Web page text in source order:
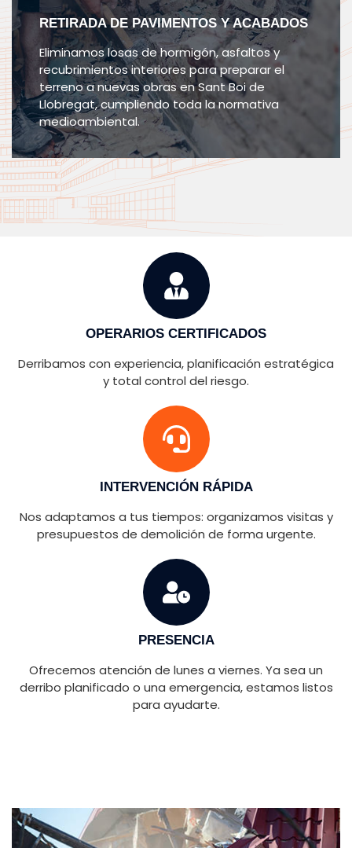
RETIRADA DE PAVIMENTOS Y ACABADOS
Eliminamos losas de hormigón, asfaltos y
recubrimientos interiores para preparar el
terreno a nuevas obras en Sant Boi de
Llobregat, cumpliendo toda la normativa
medioambiental.
OPERARIOS CERTIFICADOS
Derribamos con experiencia, planificación estratégica
y total control del riesgo.
INTERVENCIÓN RÁPIDA
Nos adaptamos a tus tiempos: organizamos visitas y
presupuestos de demolición de forma urgente.
PRESENCIA
Ofrecemos atención de lunes a viernes. Ya sea un
derribo planificado o una emergencia, estamos listos
para ayudarte.